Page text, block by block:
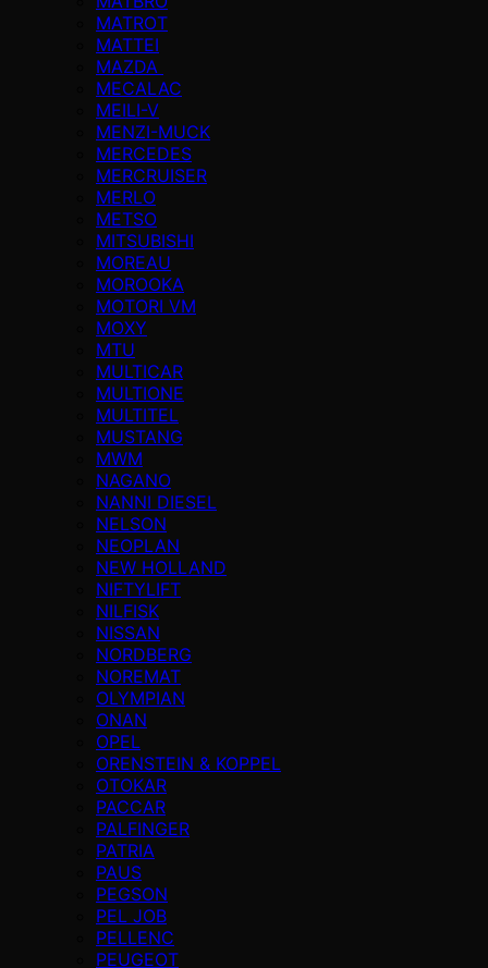
MATROT
MATTEI
MAZDA
MECALAC
MEILI-V
MENZI-MUCK
MERCEDES
MERCRUISER
MERLO
METSO
MITSUBISHI
MOREAU
MOROOKA
MOTORI VM
MOXY
MTU
MULTICAR
MULTIONE
MULTITEL
MUSTANG
MWM
NAGANO
NANNI DIESEL
NELSON
NEOPLAN
NEW HOLLAND
NIFTYLIFT
NILFISK
NISSAN
NORDBERG
NOREMAT
OLYMPIAN
ONAN
OPEL
ORENSTEIN & KOPPEL
OTOKAR
PACCAR
PALFINGER
PATRIA
PAUS
PEGSON
PEL JOB
PELLENC
PEUGEOT